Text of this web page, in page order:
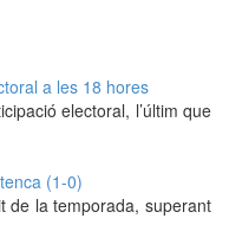
a les 18 hores
electoral, l’últim que
(1-0)
de la temporada, superant